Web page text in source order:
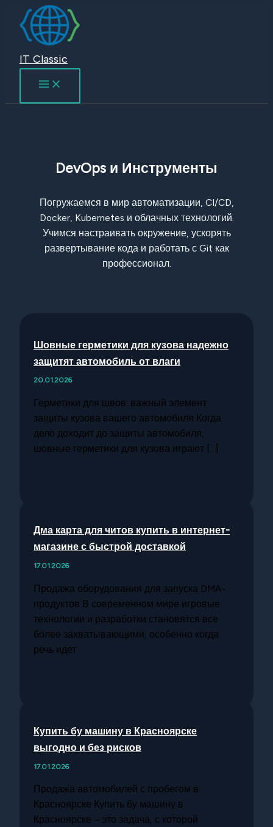
Перейти
содержимому
IT Classic
DevOps и Инструменты
Погружаемся в мир автоматизации, CI/CD,
Docker, Kubernetes и облачных технологий.
Учимся настраивать окружение, ускорять
развертывание кода и работать с Git как
профессионал.
Шовные герметики для кузова надежно
защитят автомобиль от влаги
20.01.2026
Герметики для швов: важный элемент
защиты кузова вашего автомобиля Когда
дело доходит до защиты автомобиля,
шовные герметики для кузова играют […]
Дма карта для читов купить в интернет-
магазине с быстрой доставкой
17.01.2026
Продажа оборудования для запуска DMA-
продуктов В современном мире игровые
технологии и разработки становятся все
более захватывающими, особенно когда
речь идет
Купить бу машину в Красноярске
выгодно и без рисков
17.01.2026
Продажа автомобилей с пробегом в
Красноярске Купить бу машину в
Красноярске – это задача, с которой